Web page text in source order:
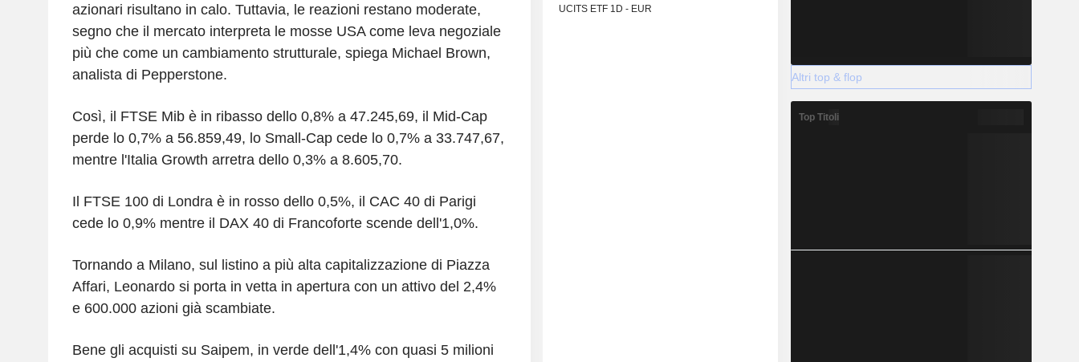
azionari risultano in calo. Tuttavia, le reazioni restano moderate,
segno che il mercato interpreta le mosse USA come leva negoziale
più che come un cambiamento strutturale, spiega Michael Brown,
analista di Pepperstone.
Così, il FTSE Mib è in ribasso dello 0,8% a 47.245,69, il Mid-Cap
perde lo 0,7% a 56.859,49, lo Small-Cap cede lo 0,7% a 33.747,67,
mentre l'Italia Growth arretra dello 0,3% a 8.605,70.
Il FTSE 100 di Londra è in rosso dello 0,5%, il CAC 40 di Parigi
cede lo 0,9% mentre il DAX 40 di Francoforte scende dell'1,0%.
Tornando a Milano, sul listino a più alta capitalizzazione di Piazza
Affari, Leonardo si porta in vetta in apertura con un attivo del 2,4%
e 600.000 azioni già scambiate.
Bene gli acquisti su Saipem, in verde dell'1,4% con quasi 5 milioni
UCITS ETF 1D - EUR
Altri top & flop
Top Titoli